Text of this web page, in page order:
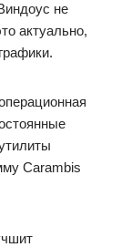
не
актуально,
Carambis